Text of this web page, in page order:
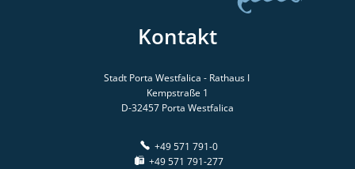
Kontakt
Stadt Porta Westfalica - Rathaus I
Kempstraße 1
D-32457 Porta Westfalica
+49 571 791-0
+49 571 791-277